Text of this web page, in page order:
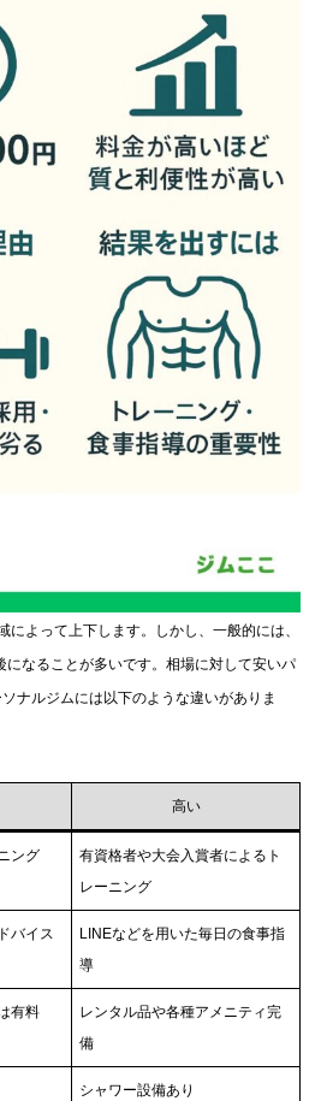
によって上下します。しかし、一般的には、
なることが多いです。相場に対して安いパ
ナルジムには以下のような違いがありま
高い
ング
有資格者や大会入賞者によるト
レーニング
バイス
LINEなどを用いた毎日の食事指
導
有料
レンタル品や各種アメニティ完
備
シャワー設備あり